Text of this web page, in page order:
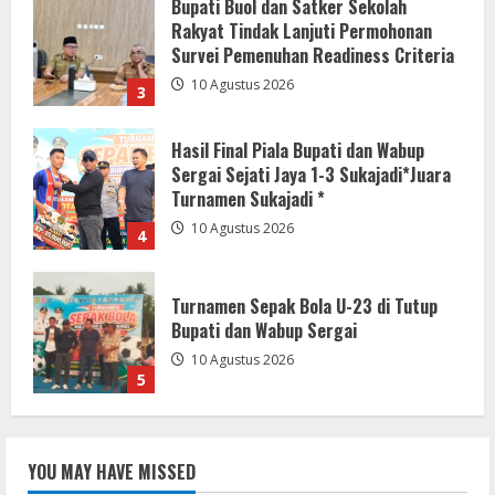
4
Hasil Final Piala Bupati dan Wabup
Sergai Sejati Jaya 1-3 Sukajadi*Juara
Turnamen Sukajadi *
10 Agustus 2026
5
Turnamen Sepak Bola U-23 di Tutup
Bupati dan Wabup Sergai
10 Agustus 2026
1
20,4 Ton Kopi Java Halu KBB Tembus 4
Negara, Dilepas Bupati Jeje
10 Agustus 2026
Jeje: Perkuat Disiplin dan Wujudkan
Pelayanan Humanis
YOU MAY HAVE MISSED